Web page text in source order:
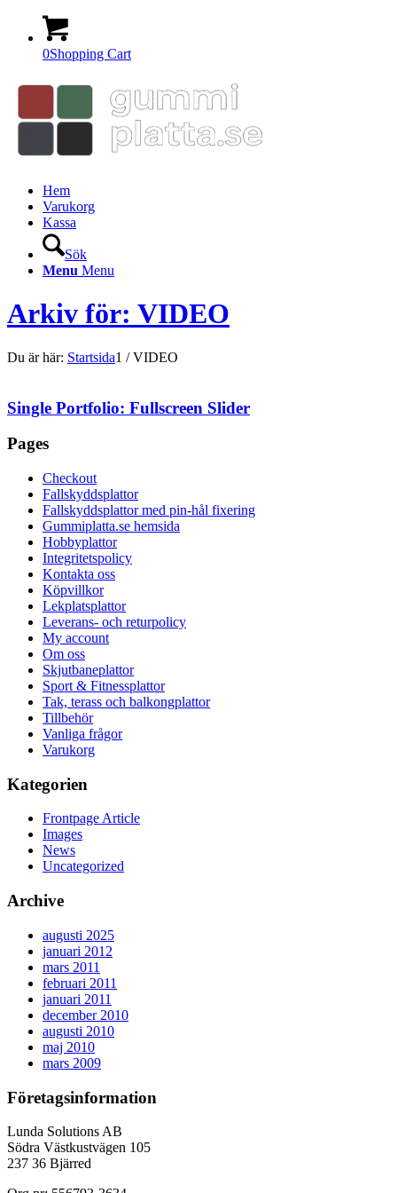
0Shopping Cart
Hem
Varukorg
Kassa
Sök
Menu Menu
Arkiv för: VIDEO
Du är här: Startsida1 / VIDEO
Single Portfolio: Fullscreen Slider
Pages
Checkout
Fallskyddsplattor
Fallskyddsplattor med pin-hål fixering
Gummiplatta.se hemsida
Hobbyplattor
Integritetspolicy
Kontakta oss
Köpvillkor
Lekplatsplattor
Leverans- och returpolicy
My account
Om oss
Skjutbaneplattor
Sport & Fitnessplattor
Tak, terass och balkongplattor
Tillbehör
Vanliga frågor
Varukorg
Kategorien
Frontpage Article
Images
News
Uncategorized
Archive
augusti 2025
januari 2012
mars 2011
februari 2011
januari 2011
december 2010
augusti 2010
maj 2010
mars 2009
Företagsinformation
Lunda Solutions AB
Södra Västkustvägen 105
237 36 Bjärred